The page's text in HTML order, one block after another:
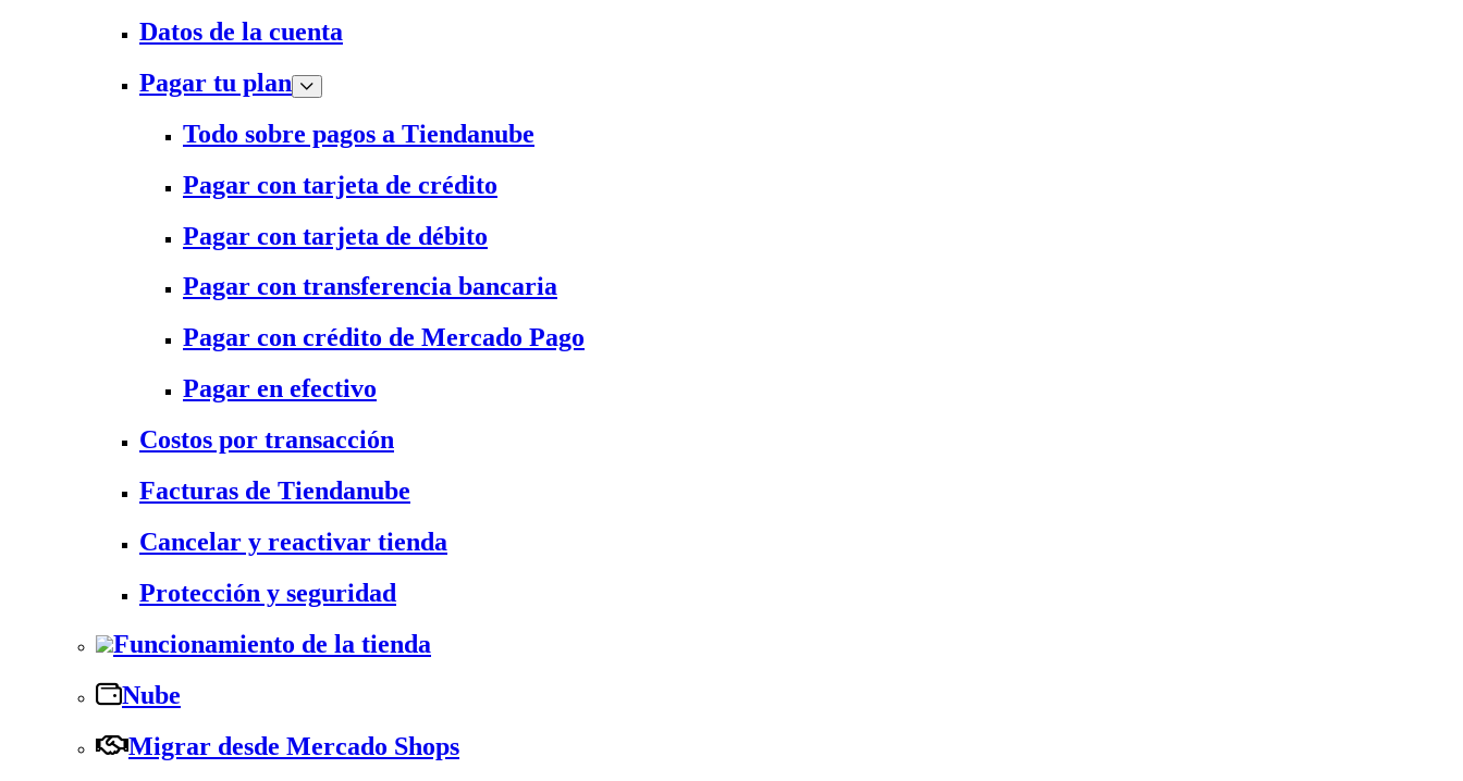
Datos de la cuenta
Pagar tu plan
Todo sobre pagos a Tiendanube
Pagar con tarjeta de crédito
Pagar con tarjeta de débito
Pagar con transferencia bancaria
Pagar con crédito de Mercado Pago
Pagar en efectivo
Costos por transacción
Facturas de Tiendanube
Cancelar y reactivar tienda
Protección y seguridad
Funcionamiento de la tienda
Nube
Migrar desde Mercado Shops